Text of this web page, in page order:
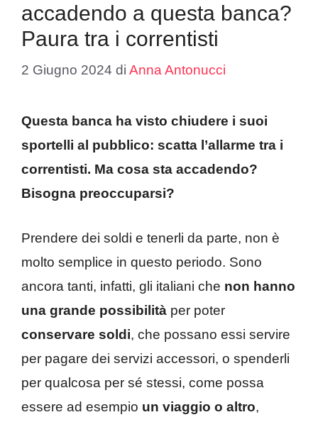
accadendo a questa banca?
Paura tra i correntisti
2 Giugno 2024 di Anna Antonucci
Questa banca ha visto chiudere i suoi
sportelli al pubblico: scatta l’allarme tra i
correntisti. Ma cosa sta accadendo?
Bisogna preoccuparsi?
Prendere dei soldi e tenerli da parte, non è
molto semplice in questo periodo. Sono
ancora tanti, infatti, gli italiani che non hanno
una grande possibilità per poter
conservare soldi, che possano essi servire
per pagare dei servizi accessori, o spenderli
per qualcosa per sé stessi, come possa
essere ad esempio un viaggio o altro,